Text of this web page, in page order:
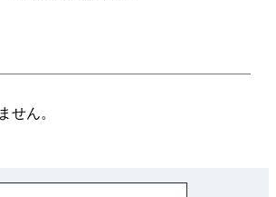
せん。